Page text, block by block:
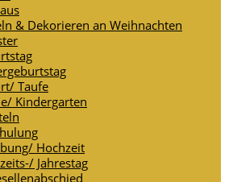
& Dekorieren an Weihnachten
Taufe
Kindergarten
Hochzeit
Jahrestag